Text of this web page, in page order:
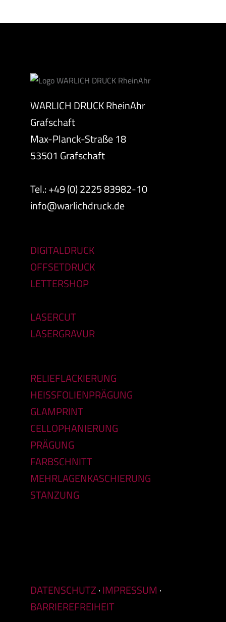
WARLICH DRUCK RheinAhr
Grafschaft
Max-Planck-Straße 18
53501 Grafschaft
Tel.: +49 (0) 2225 83982-10
info@warlichdruck.de
DIGITALDRUCK
OFFSETDRUCK
LETTERSHOP
LASERCUT
LASERGRAVUR
RELIEFLACKIERUNG
HEISSFOLIENPRÄGUNG
GLAMPRINT
CELLOPHANIERUNG
PRÄGUNG
FARBSCHNITT
MEHRLAGENKASCHIERUNG
STANZUNG
DATENSCHUTZ·IMPRESSUM ·
BARRIEREFREIHEIT